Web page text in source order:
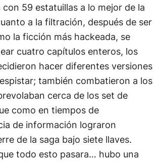
59 estatuillas a lo mejor de la
a la filtración, después de ser
la ficción más hackeada, se
cuatro capítulos enteros, los
hacer diferentes versiones
también combatieron a los
cerca de los set de
como en tiempos de
de información lograron
de la saga bajo siete llaves.
todo esto pasara… hubo una